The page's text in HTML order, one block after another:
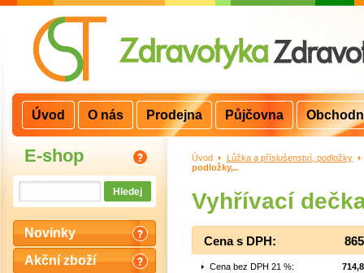
E-shop
Novinky
Akční zboží
Úvod > Lůžka a příslušenství, podložky >
podložky,..
Vyhřívací
Cena s DPH:
Cena bez DPH 21 %:
Úvod O nás Prodejna Půjčovna